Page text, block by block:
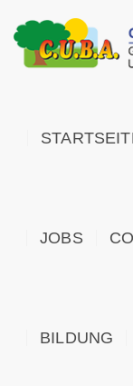
JOBS
BILDUNG